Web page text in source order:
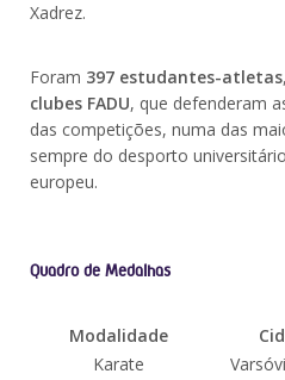
Xadrez.
Foram 397 estudantes-atletas
clubes FADU, que defenderam
das competições, numa das
sempre do desporto
europeu.
Quadro de Medalhas
Modalidade
Karate